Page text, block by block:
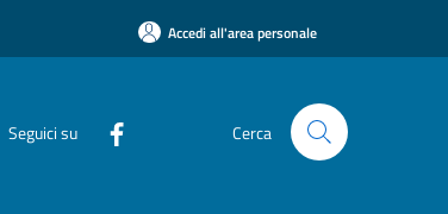
Accedi all'area personale
Seguici su Cerca